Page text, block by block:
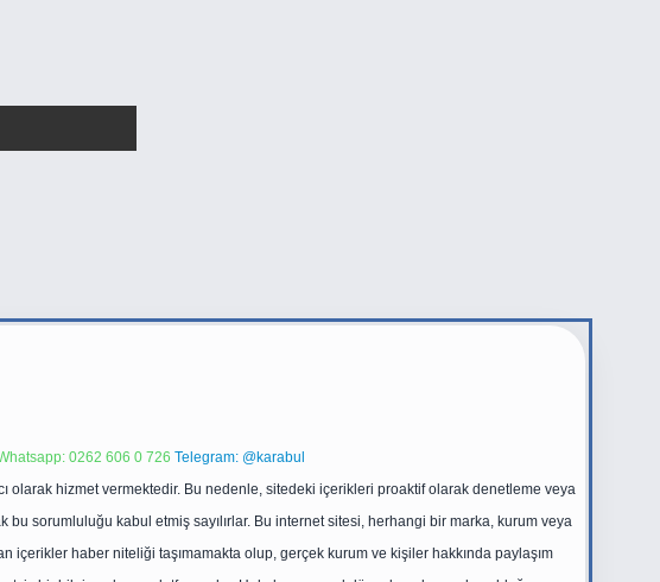
0262 606 0 726 Telegram: @karabul
olarak hizmet vermektedir. Bu nedenle, sitedeki içerikleri proaktif olarak denetleme veya
sorumluluğu kabul etmiş sayılırlar. Bu internet sitesi, herhangi bir marka, kurum veya
içerikler haber niteliği taşımamakta olup, gerçek kurum ve kişiler hakkında paylaşım